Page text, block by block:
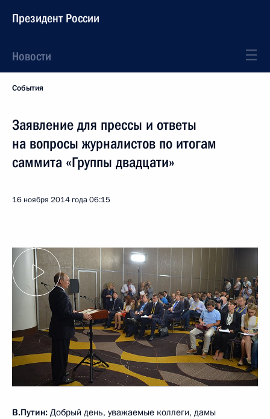
Президент России
Новости
События
Заявление для прессы и ответы
на вопросы журналистов по итогам
саммита «Группы двадцати»
16 ноября 2014 года06:15
В.Путин: Добрый день, уважаемые коллеги, дамы